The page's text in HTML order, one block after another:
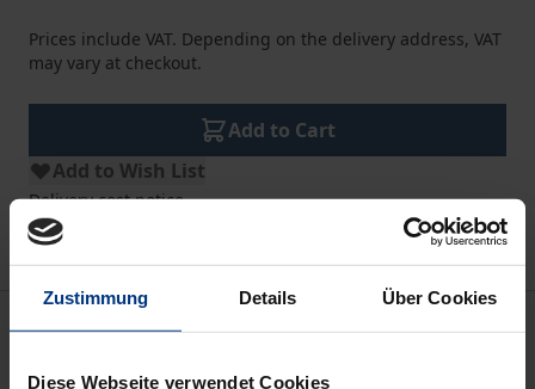
Zustimmung Details Über Cookies
Diese Webseite verwendet Cookies
Prices include VAT. Depending on the delivery address, VAT
may vary at checkout.
Add to Cart
Add to Wish List
Delivery cost notice
Description